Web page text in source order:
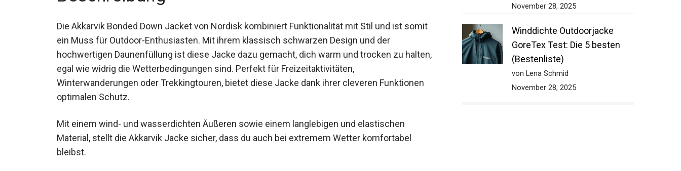
Die Akkarvik Bonded Down Jacket von Nordisk kombiniert Funktionalität mit Stil und ist
somit ein Muss für Outdoor-Enthusiasten. Mit ihrem klassisch schwarzen Design und der
hochwertigen Daunenfüllung ist diese Jacke dazu gemacht, dich warm und trocken zu
halten, egal wie widrig die Wetterbedingungen sind. Perfekt für Freizeitaktivitäten,
Winterwanderungen oder Trekkingtouren, bietet diese Jacke dank ihrer cleveren Funktionen
optimalen Schutz.
Mit einem wind- und wasserdichten Äußeren sowie einem langlebigen und elastischen
Material, stellt die Akkarvik Jacke sicher, dass du auch bei extremem Wetter komfortabel
bleibst.
November 28, 2025
Winddichte Outdoorjacke
GoreTex Test: Die 5 besten
(Bestenliste)
von Lena Schmid
November 28, 2025